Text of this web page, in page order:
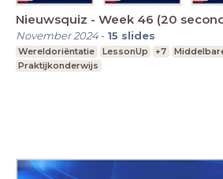
Nieuwsquiz - Week 46 (20
November 2024- 15 slides
Wereldoriëntatie LessonUp +7
Praktijkonderwijs